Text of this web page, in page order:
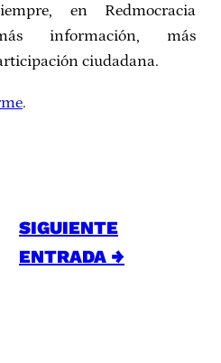
en Redmocracia
información, más
ciudadana.
.
SIGUIENTE
ENTRADA →